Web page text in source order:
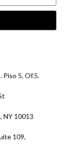
Piso 5, Of.5.
NY 10013
109,